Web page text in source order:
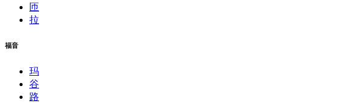
匝
拉
福音
玛
谷
路